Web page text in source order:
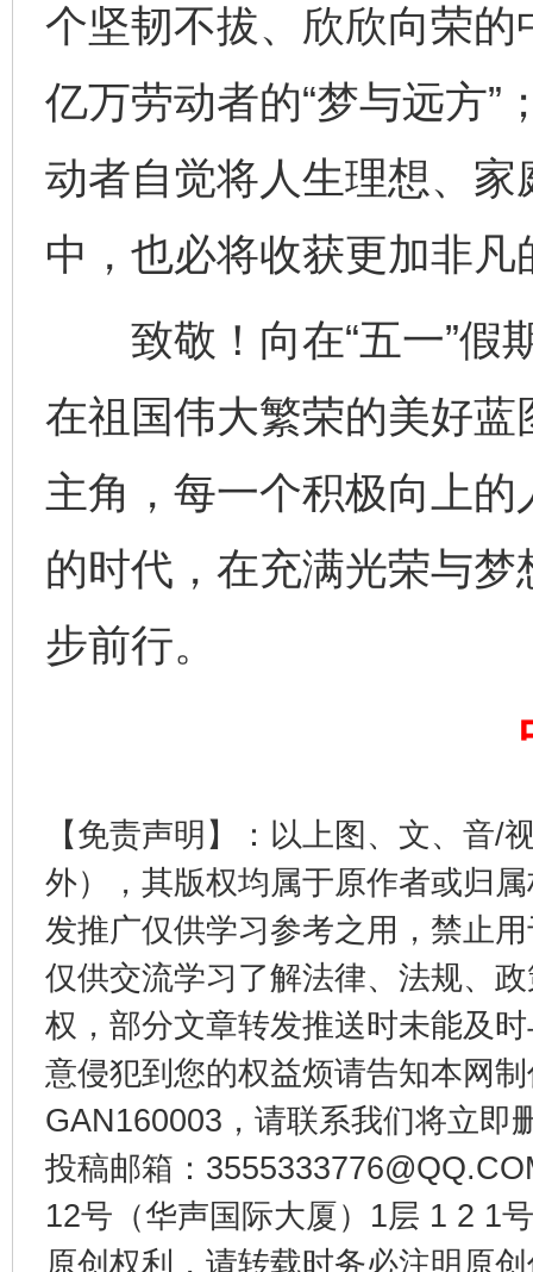
个坚韧不拔、欣欣向荣
亿万劳动者的“梦与远方”
动者自觉将人生理想、
中，也必将收获更加非凡
致敬！向在“五一”假
在祖国伟大繁荣的美好
主角，每一个积极向上
的时代，在充满光荣与
步前行。
【免责声明】：以上图、文、音/
外），其版权均属于原作者或归
发推广仅供学习参考之用，禁止
仅供交流学习了解法律、法规、
权，部分文章转发推送时未能及
意侵犯到您的权益烦请告知本网
GAN160003，请联系我们将立即
投稿邮箱：
12号（华声国际大厦）1层 1 2 1
原创权利，请转载时务必注明原
完善运行机制助力责任有效落实
东山县通报“牛蛙产品抗生素超标问题” 法
千年窑火 生生不息 一